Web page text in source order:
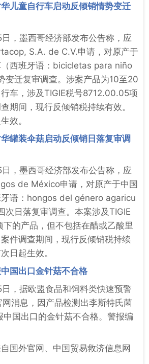
儿童自行车启动反倾销情势变迁
，墨西哥经济部发布公告称，应
S.A. de C.V.申请，对原产于
西班牙语：bicicletas para niño
变迁复审调查。涉案产品为10至20
车，涉及TIGIE税号8712.00.05项
期间，现行反倾销税持续有效。
效。
罐装伞菇启动反倾销日落复审调
，墨西哥经济部发布公告称，应
de México申请，对原产于中国
牙语：hongos del género agaricu
次日落复审调查。本案涉及TIGIE
的产品，但不包括在醋或乙酸里
件调查期间，现行反倾销税持续
日起生效。
国出口金针菇不合格
，据欧盟食品和饲料类快速预警
网消息，因产品检测出李斯特氏菌
国出口的金针菇不合格。警报编
自国外官网、中国贸易救济信息网